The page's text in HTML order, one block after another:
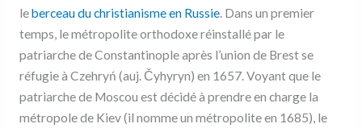
leberceau du christianisme en Russie. Dans un premier
temps, le métropolite orthodoxe réinstallé par le
patriarche de Constantinople après l’union de Brest se
réfugie à Czehryń (auj. Čyhyryn) en 1657. Voyant que le
patriarche de Moscou est décidé à prendre en charge la
métropole de Kiev (il nomme un métropolite en 1685), le